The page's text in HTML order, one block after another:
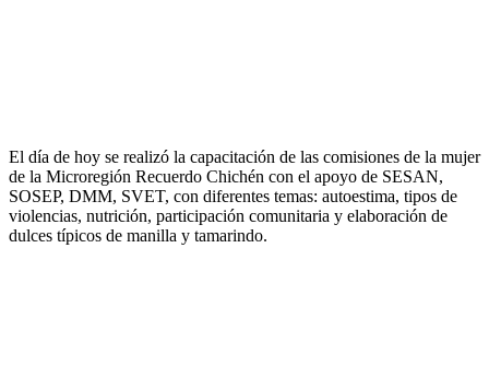
El día de hoy se realizó la capacitación de las comisiones de la mujer
de la Microregión Recuerdo Chichén con el apoyo de SESAN,
SOSEP, DMM, SVET, con diferentes temas: autoestima, tipos de
violencias, nutrición, participación comunitaria y elaboración de
dulces típicos de manilla y tamarindo.